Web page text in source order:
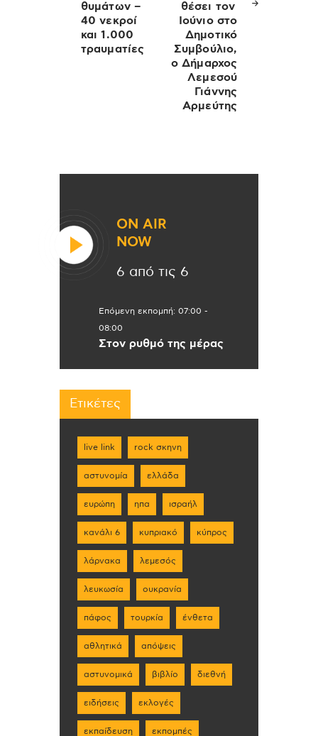
θυμάτων –
40 νεκροί
και 1.000
τραυματίες
θέσει τον
Ιούνιο στο
Δημοτικό
Συμβούλιο,
ο Δήμαρχος
Λεμεσού
Γιάννης
Αρμεύτης
ON AIR
NOW
6 από τις 6
Επόμενη εκπομπή: 07:00 -
08:00
Στον ρυθμό της μέρας
Ετικέτες
live link rock σκηνη
αστυνομία ελλάδα
ευρώπη ηπα ισραήλ
κανάλι 6 κυπριακό κύπρος
λάρνακα λεμεσός
λευκωσία ουκρανία
πάφος τουρκία ένθετα
αθλητικά απόψεις
αστυνομικά βιβλίο διεθνή
ειδήσεις εκλογές
εκπαίδευση εκπομπές